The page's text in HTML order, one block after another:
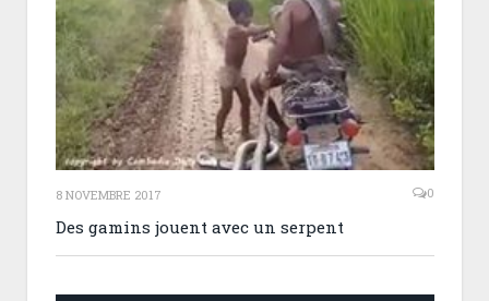
8 NOVEMBRE 2017 0
Des gamins jouent avec un serpent